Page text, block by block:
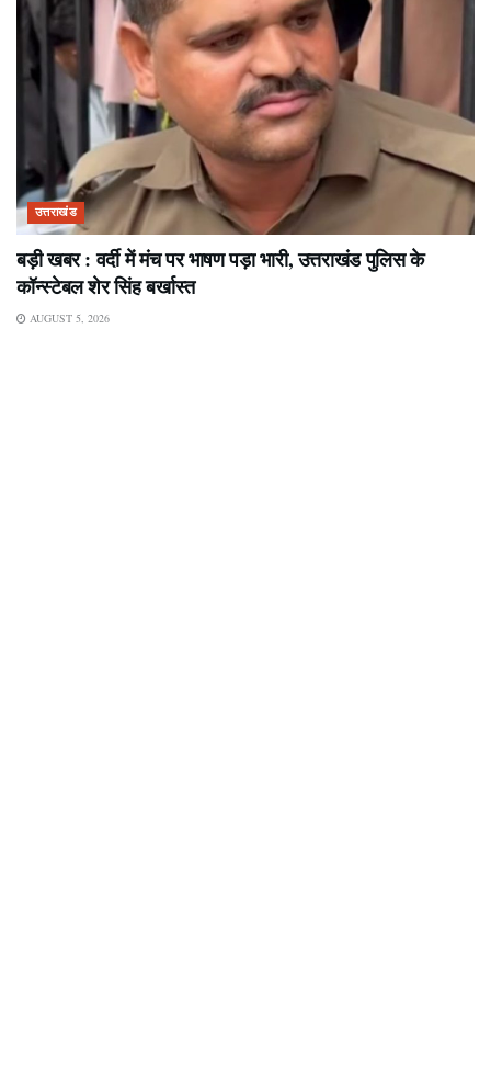
उत्तराखंड
बड़ी खबर : वर्दी में मंच पर भाषण पड़ा भारी, उत्तराखंड पुलिस के
कॉन्स्टेबल शेर सिंह बर्खास्त
AUGUST 5, 2026